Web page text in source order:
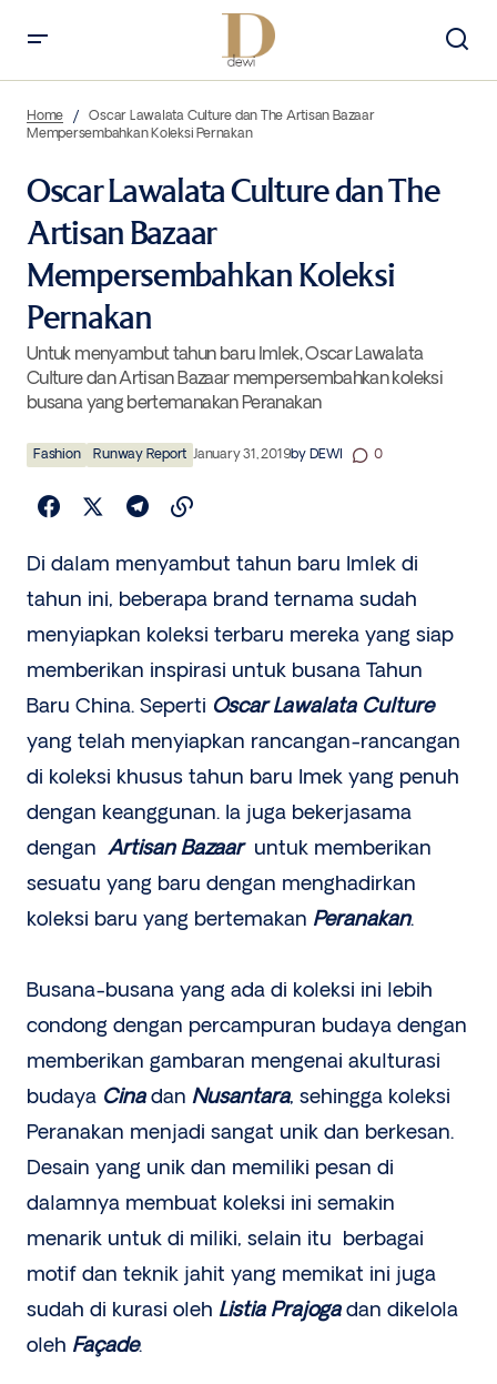
Koleksi Pernakan
Home
Oscar Lawalata Culture dan The Artisan Bazaar
Mempersembahkan Koleksi Pernakan
Oscar Lawalata Culture dan The
Artisan Bazaar
Mempersembahkan Koleksi
Pernakan
Untuk menyambut tahun baru Imlek, Oscar Lawalata
Culture dan Artisan Bazaar mempersembahkan koleksi
busana yang bertemanakan Peranakan
Fashion Runway Report January 31, 2019by DEWI 0
Di dalam menyambut tahun baru Imlek di
tahun ini, beberapa brand ternama sudah
menyiapkan koleksi terbaru mereka yang siap
memberikan inspirasi untuk busana Tahun
Baru China. Seperti Oscar Lawalata Culture
yang telah menyiapkan rancangan-rancangan
di koleksi khusus tahun baru Imek yang penuh
dengan keanggunan. Ia juga bekerjasama
dengan Artisan Bazaaruntuk memberikan
sesuatu yang baru dengan menghadirkan
koleksi baru yang bertemakan Peranakan.
Busana-busana yang ada di koleksi ini lebih
condong dengan percampuran budaya dengan
memberikan gambaran mengenai akulturasi
budaya Cinadan Nusantara, sehingga koleksi
Peranakan menjadi sangat unik dan berkesan.
Desain yang unik dan memiliki pesan di
dalamnya membuat koleksi ini semakin
menarik untuk di miliki, selain itu berbagai
motif dan teknik jahit yang memikat ini juga
sudah di kurasi oleh Listia Prajogadan dikelola
oleh Façade.